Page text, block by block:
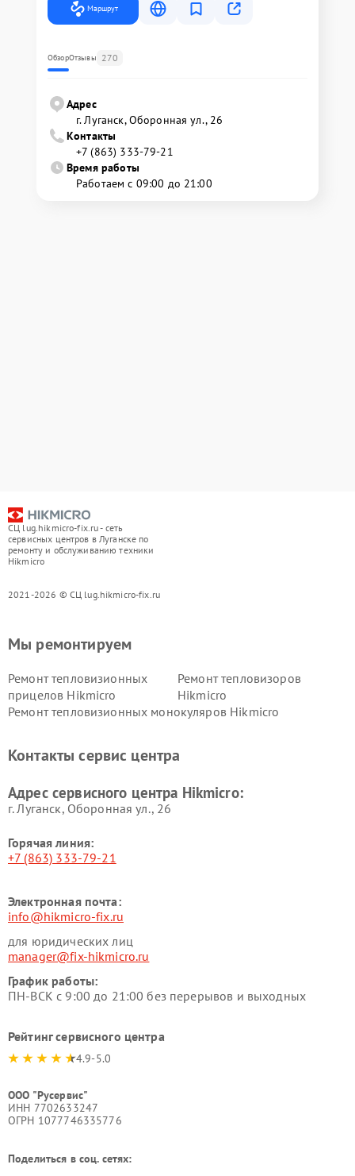
Маршрут
ОбзорОтзывы 270
Адрес
г. Луганск, Оборонная ул., 26
Контакты
+7 (863) 333-79-21
Время работы
Работаем с 09:00 до 21:00
СЦ lug.hikmicro-fix.ru - сеть
сервисных центров в Луганске по
ремонту и обслуживанию техники
Hikmicro
2021-2026 © СЦ lug.hikmicro-fix.ru
Мы ремонтируем
Ремонт тепловизионных
прицелов Hikmicro
Ремонт тепловизоров
Hikmicro
Ремонт тепловизионных монокуляров Hikmicro
Контакты сервис центра
Адрес сервисного центра Hikmicro:
г. Луганск, Оборонная ул., 26
Горячая линия:
+7 (863) 333-79-21
Электронная почта:
info@hikmicro-fix.ru
для юридических лиц
manager@fix-hikmicro.ru
График работы:
ПН-ВСК с 9:00 до 21:00 без перерывов и выходных
Рейтинг сервисного центра
4.9-5.0
ООО "Русервис"
ИНН 7702633247
ОГРН 1077746335776
Поделиться в соц. сетях: